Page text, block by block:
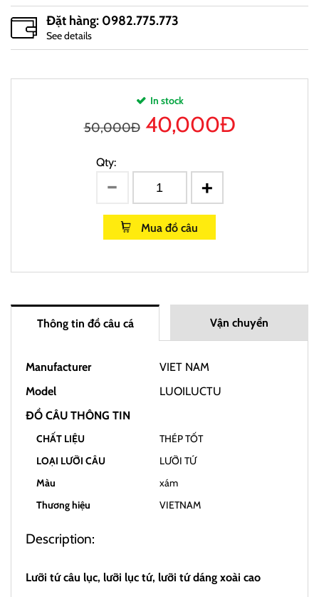
Đặt hàng: 0982.775.773
See details
In stock
50,000Đ 40,000Đ
Qty:
Mua đồ câu
Thông tin đồ câu cá Vận chuyển
Manufacturer
VIET NAM
Model
LUOILUCTU
ĐỒ CÂU THÔNG TIN
CHẤT LIỆU
THÉP TỐT
LOẠI LƯỠI CÂU
LƯỠI TỨ
Màu
xám
Thương hiệu
VIETNAM
Description:
Lưỡi tứ câu lục, lưỡi lục tứ, lưỡi tứ dáng xoài cao